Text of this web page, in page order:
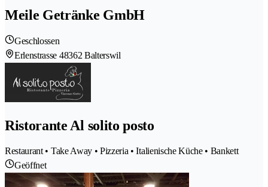
Meile Getränke GmbH
Geschlossen
Erlenstrasse 48362 Balterswil
Ristorante Al solito posto
Restaurant • Take Away • Pizzeria • Italienische Küche • Bankett
Geöffnet